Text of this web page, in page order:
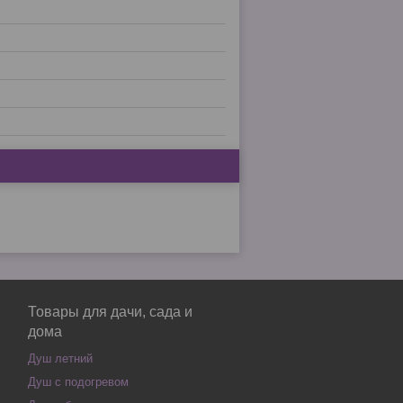
Товары для дачи, сада и
дома
Душ летний
Душ с подогревом